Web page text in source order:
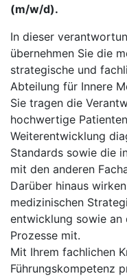
(m/w/d).
In dieser
übernehmen Sie die
strategische und
Abteilung für Innere
Sie tragen die
hochwertige
Weiterentwicklung
Standards sowie die
mit den anderen
Darüber hinaus
medizinischen
entwicklung sowie an
Prozesse mit.
Mit Ihrem fachlichen
Führungskompetenz